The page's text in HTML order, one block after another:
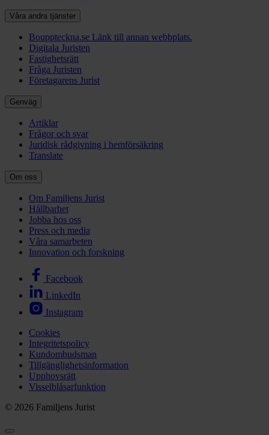
Våra andra tjänster
Bouppteckna.se Länk till annan webbplats.
Digitala Juristen
Fastighetsrätt
Fråga Juristen
Företagarens Jurist
Genväg
Artiklar
Frågor och svar
Juridisk rådgivning i hemförsäkring
Translate
Om oss
Om Familjens Jurist
Hållbarhet
Jobba hos oss
Press och media
Våra samarbeten
Innovation och forskning
Facebook
LinkedIn
Instagram
Cookies
Integritetspolicy
Kundombudsman
Tillgänglighetsinformation
Upphovsrätt
Visselblåsarfunktion
© 2026 Familjens Jurist